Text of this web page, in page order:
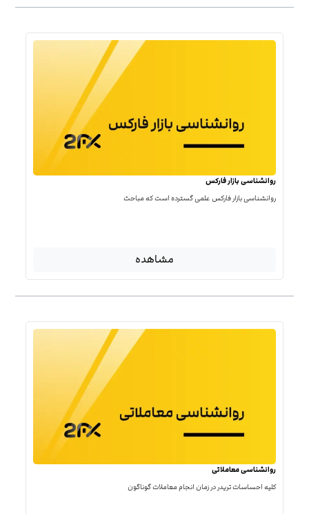
روانشناسی بازار فارکس
روانشناسی بازار فارکس علمی گسترده است که مباحث
مشاهده
روانشناسی معاملاتی
کلیه احساسات تریدر در زمان انجام معاملات گوناگون